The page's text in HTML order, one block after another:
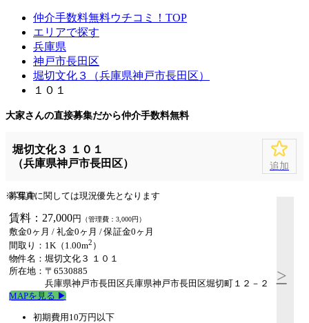
仲介手数料無料ウチコミ！TOP
エリアで探す
兵庫県
神戸市長田区
堀切文化３（兵庫県神戸市長田区）
１０１
大家さんの直接募集だから仲介手数料無料
堀切文化３ １０１
（兵庫県神戸市長田区）
追加
募集中
>
※ 写真に関しては現況優先となります
賃料：27,000円 （管理費：3,000円）
敷金0ヶ月 / 礼金0ヶ月 /保証金0ヶ月
間取り：1K（1.00m2 ）
物件名：堀切文化３ １０１
所在地：〒6530885
兵庫県神戸市長田区兵庫県神戸市長田区堀切町１２－２
MAPを見る ▶︎
初期費用10万円以下